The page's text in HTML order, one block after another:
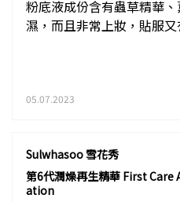
粉底液成份含有蟲草精華
濕，而且非常上妝，貼服又
05.07.2023
Sulwhasoo 雪花秀
第6代潤燥再生精華 First
ation